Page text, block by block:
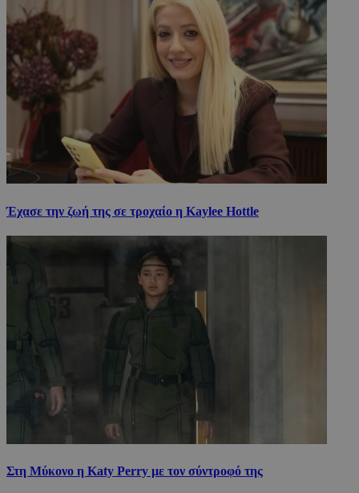
Έχασε την ζωή της σε τροχαίο η Kaylee Hottle
Στη Μύκονο η Katy Perry με τον σύντροφό της